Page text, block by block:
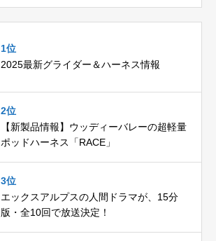
1位
2025最新グライダー＆ハーネス情報
2位
【新製品情報】ウッディーバレーの超軽量
ポッドハーネス「RACE」
3位
エックスアルプスの人間ドラマが、15分
版・全10回で放送決定！